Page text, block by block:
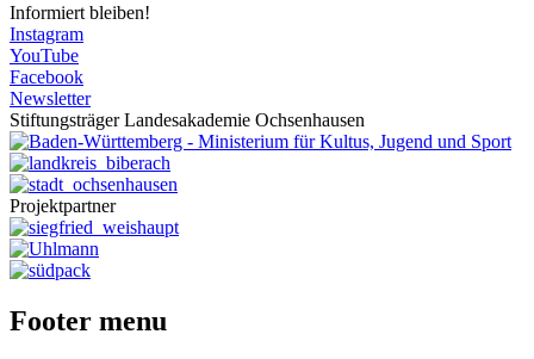
Informiert bleiben!
Instagram
YouTube
Facebook
Newsletter
Stiftungsträger Landesakademie Ochsenhausen
Projektpartner
Footer menu